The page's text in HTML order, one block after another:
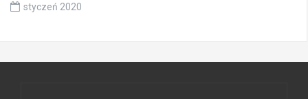
styczeń 2020